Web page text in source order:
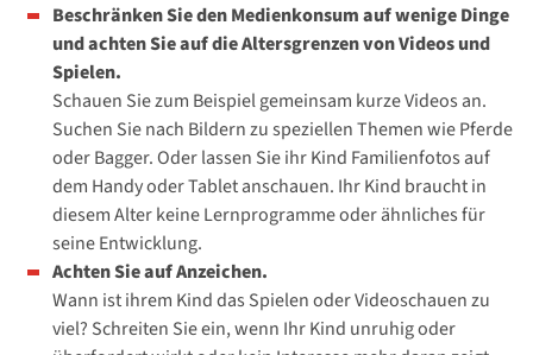
Beschränken Sie den Medienkonsum auf wenige Dinge
und achten Sie auf die Altersgrenzen von Videos und
Spielen.
Schauen Sie zum Beispiel gemeinsam kurze Videos an.
Suchen Sie nach Bildern zu speziellen Themen wie Pferde
oder Bagger. Oder lassen Sie ihr Kind Familienfotos auf
dem Handy oder Tablet anschauen. Ihr Kind braucht in
diesem Alter keine Lernprogramme oder ähnliches für
seine Entwicklung.
Achten Sie auf Anzeichen.
Wann ist ihrem Kind das Spielen oder Videoschauen zu
viel? Schreiten Sie ein, wenn Ihr Kind unruhig oder